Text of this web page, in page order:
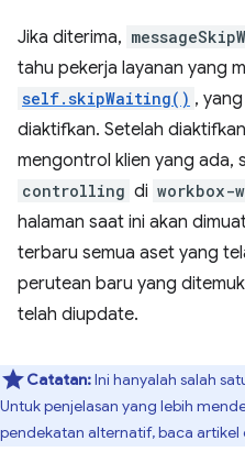
Jika diterima,
tahu pekerja layanan yang
self.skipWaiting() ,
diaktifkan. Setelah
mengontrol klien yang ada,
controlling di workbox-
halaman saat ini akan
terbaru semua aset yang
perutean baru yang
telah diupdate.
Catatan:Ini hanyalah salah
Untuk penjelasan yang lebih
pendekatan alternatif, baca artikel